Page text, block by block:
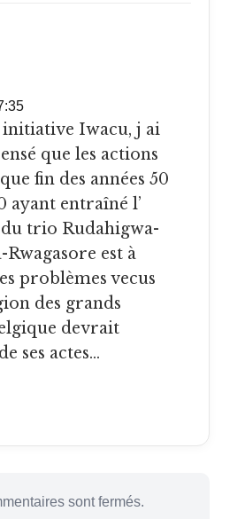
que les actions
fin des années 50
ayant entraîné l’
du trio Rudahigwa-
est à
problèmes vecus
des grands
devrait
ses actes…
sont fermés.